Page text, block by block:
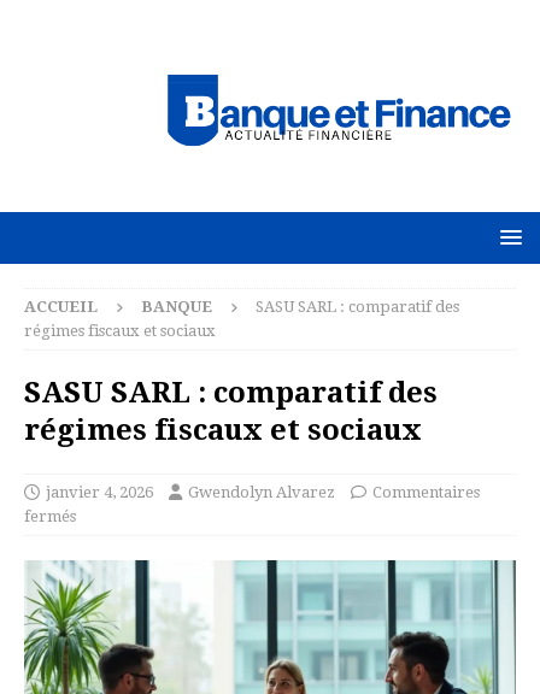
ACCUEIL BANQUE
SASU SARL : comparatif des
régimes fiscaux et sociaux
SASU SARL : comparatif des
régimes fiscaux et sociaux
janvier 4, 2026 Gwendolyn Alvarez
Commentaires
fermés